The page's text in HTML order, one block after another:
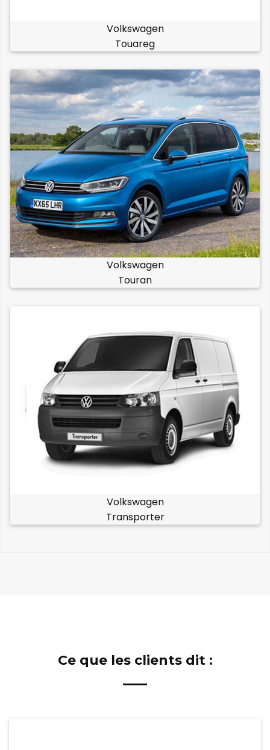
Volkswagen
Touareg
Volkswagen
Touran
Volkswagen
Transporter
Ce que les clients dit :